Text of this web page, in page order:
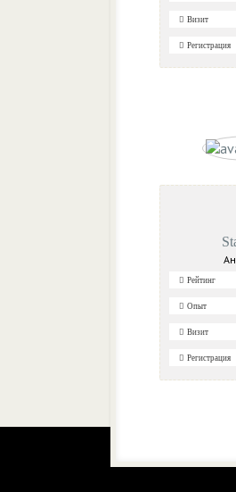
Визит
Регистрация
Рейтинг
Опыт
Визит
Регистрация